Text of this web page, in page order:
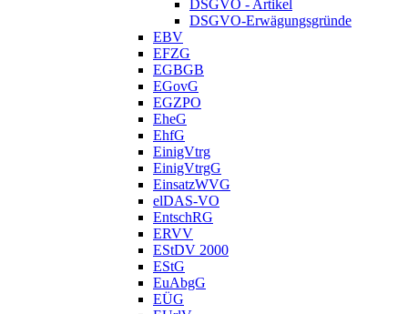
DSGVO - Artikel
DSGVO-Erwägungsgründe
EBV
EFZG
EGBGB
EGovG
EGZPO
EheG
EhfG
EinigVtrg
EinigVtrgG
EinsatzWVG
elDAS-VO
EntschRG
ERVV
EStDV 2000
EStG
EuAbgG
EÜG